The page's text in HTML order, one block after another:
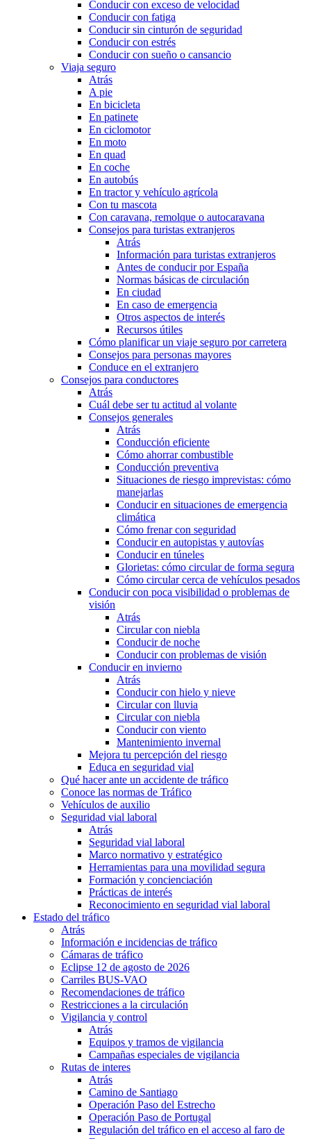
Conducir con exceso de velocidad
Conducir con fatiga
Conducir sin cinturón de seguridad
Conducir con estrés
Conducir con sueño o cansancio
Viaja seguro
Atrás
A pie
En bicicleta
En patinete
En ciclomotor
En moto
En quad
En coche
En autobús
En tractor y vehículo agrícola
Con tu mascota
Con caravana, remolque o autocaravana
Consejos para turistas extranjeros
Atrás
Información para turistas extranjeros
Antes de conducir por España
Normas básicas de circulación
En ciudad
En caso de emergencia
Otros aspectos de interés
Recursos útiles
Cómo planificar un viaje seguro por carretera
Consejos para personas mayores
Conduce en el extranjero
Consejos para conductores
Atrás
Cuál debe ser tu actitud al volante
Consejos generales
Atrás
Conducción eficiente
Cómo ahorrar combustible
Conducción preventiva
Situaciones de riesgo imprevistas: cómo
manejarlas
Conducir en situaciones de emergencia
climática
Cómo frenar con seguridad
Conducir en autopistas y autovías
Conducir en túneles
Glorietas: cómo circular de forma segura
Cómo circular cerca de vehículos pesados
Conducir con poca visibilidad o problemas de
visión
Atrás
Circular con niebla
Conducir de noche
Conducir con problemas de visión
Conducir en invierno
Atrás
Conducir con hielo y nieve
Circular con lluvia
Circular con niebla
Conducir con viento
Mantenimiento invernal
Mejora tu percepción del riesgo
Educa en seguridad vial
Qué hacer ante un accidente de tráfico
Conoce las normas de Tráfico
Vehículos de auxilio
Seguridad vial laboral
Atrás
Seguridad vial laboral
Marco normativo y estratégico
Herramientas para una movilidad segura
Formación y concienciación
Prácticas de interés
Reconocimiento en seguridad vial laboral
Estado del tráfico
Atrás
Información e incidencias de tráfico
Cámaras de tráfico
Eclipse 12 de agosto de 2026
Carriles BUS-VAO
Recomendaciones de tráfico
Restricciones a la circulación
Vigilancia y control
Atrás
Equipos y tramos de vigilancia
Campañas especiales de vigilancia
Rutas de interes
Atrás
Camino de Santiago
Operación Paso del Estrecho
Operación Paso de Portugal
Regulación del tráfico en el acceso al faro de